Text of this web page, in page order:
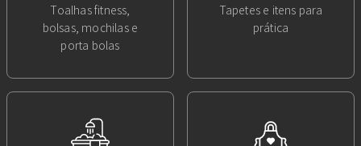
Toalhas fitness,
bolsas, mochilas e
porta bolas
Tapetes e itens para
prática